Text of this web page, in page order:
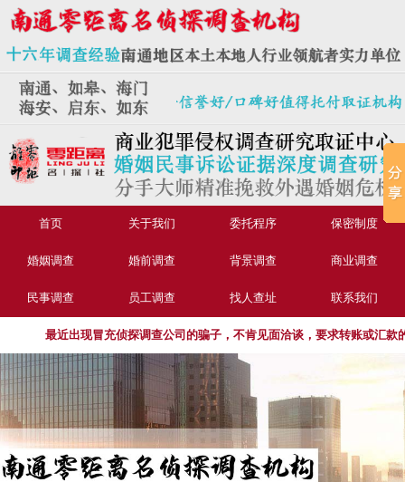
首页 关于我们 委托程序 保密制度
婚姻调查 婚前调查 背景调查 商业调查
民事调查 员工调查 找人查址 联系我们
最近出现冒充侦探调查公司的骗子，不肯见面洽谈，要求转账或汇款的